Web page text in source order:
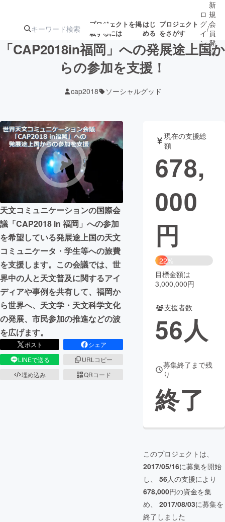
プロジェクトを掲
載するには
はじ
める
プロジェクト
をさがす
ジェクト
ロジェクト
アート・写真 音楽
テクノロジー・ガジェット ゲーム・サ
映像・映画
ビジネス・起業
まちづくり・地域活性化
CAMPFIRE for Social Good
CAMPFIRE Creation
CAMPFIREふるさと納税machi-ya コミュニティ
ロ
グ
イ
ン
/
新
規
会
員
登
録
「CAP2018in福岡」への発展途上国か
らの参加を支援！
cap2018 ソーシャルグッド
天文コミュニケーションの国際会
議「CAP2018 in 福岡」への参加
を希望している発展途上国の天文
コミュニケータ・学生等への旅費
を支援します。この会議では、世
界中の人と天文普及に関するアイ
ディアや事例を共有して、福岡か
ら世界へ、天文学・天文科学文化
の発展、市民参加の推進などの波
を広げます。
ポスト
シェア
LINEで送る
URLコピー
埋め込み
QRコード
現在の支援総
額
678,
000
円
22%
目標金額は
3,000,000円
支援者数
56人
募集終了まで残
り
終了
このプロジェクトは、
2017/05/16に募集を開始
し、 56人の支援により
678,000円の資金を集
め、 2017/08/03に募集を
終了しました